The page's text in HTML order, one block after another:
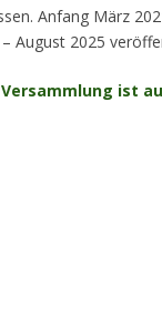
Anfang März
August 2025
Versammlung ist